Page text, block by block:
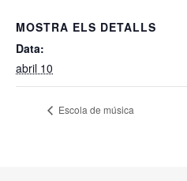
MOSTRA ELS DETALLS
Data:
abril 10
Escola de música